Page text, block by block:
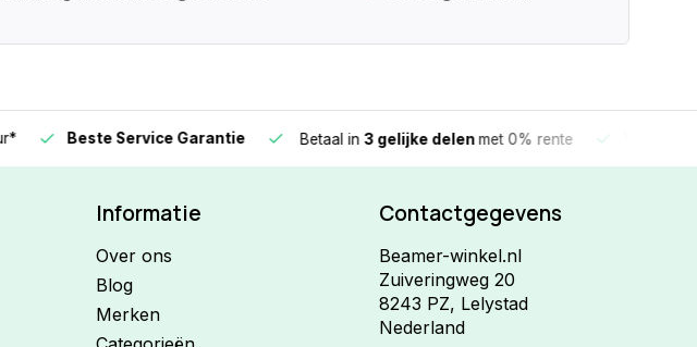
Beste Service Garantie Betaal in3 gelijke delenmet 0% rente Vandaag
Informatie
Over ons
Blog
Merken
Contactgegevens
Beamer-winkel.nl
Zuiveringweg 20
8243 PZ, Lelystad
Nederland